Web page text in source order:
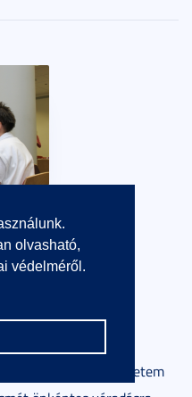
olvasható,
védelméről.
– véradás az
vette a 9. Országos
Tudományegyetem